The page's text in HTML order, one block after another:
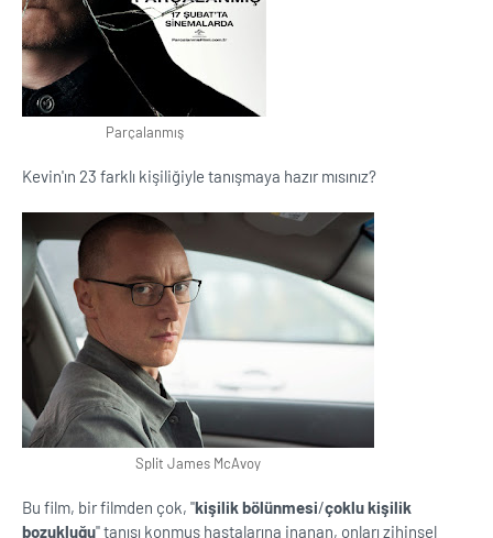
Parçalanmış
Kevin'ın 23 farklı kişiliğiyle tanışmaya hazır mısınız?
Split James McAvoy
Bu film, bir filmden çok, ''kişilik bölünmesi/çoklu kişilik
bozukluğu'' tanısı konmuş hastalarına inanan, onları zihinsel